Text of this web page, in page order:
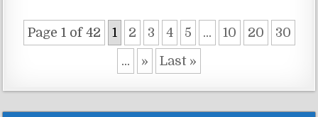
Page 1 of 42 1 2 3 4 5 ... 10 20
30
...
» Last »